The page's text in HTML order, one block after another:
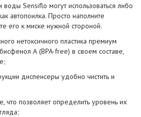
Sensiflo могут использоваться либо
автопоилка. Просто наполните
его к миске нужной стороной.
нетоксичного пластика премиум
А (BPA-free) в своем составе,
диспенсеры удобно чистить и
что позволяет определить уровень их